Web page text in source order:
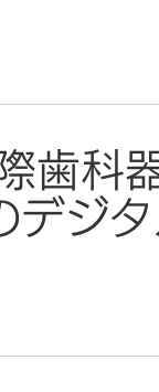
歯科
デジ